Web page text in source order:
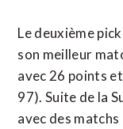
Le deuxième
son meilleur
avec 26 points
97). Suite de la
avec des